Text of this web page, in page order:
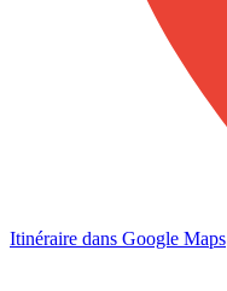
Itinéraire dans Google Maps